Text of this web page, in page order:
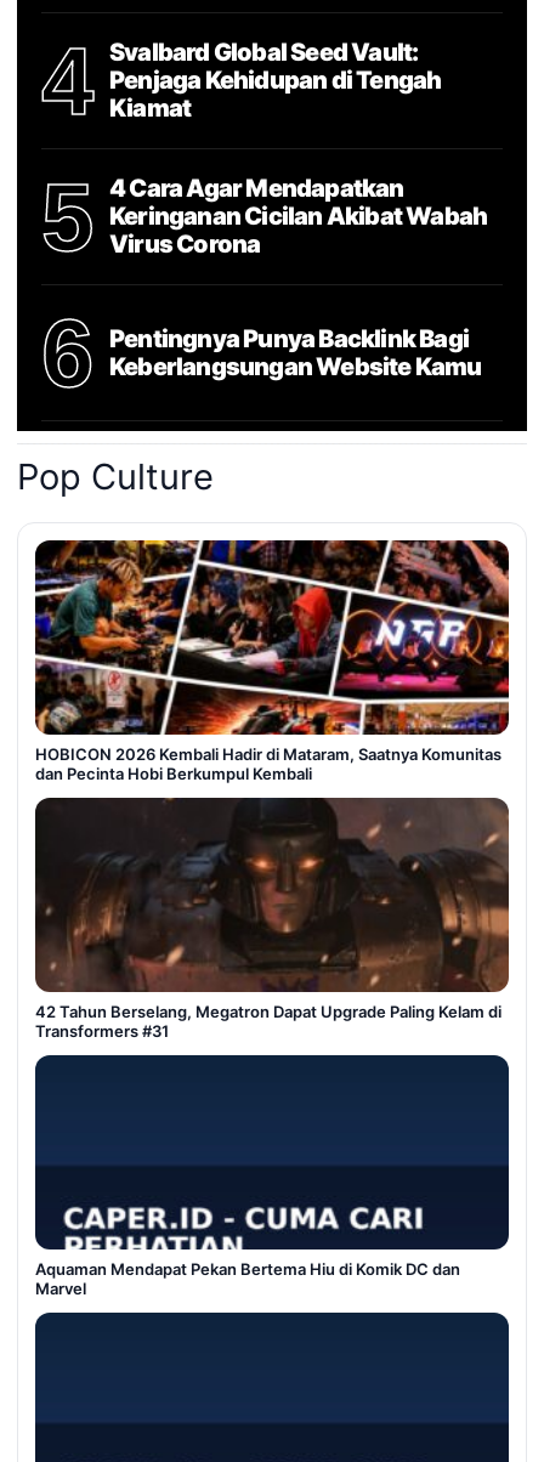
4
Svalbard Global Seed Vault:
Penjaga Kehidupan di Tengah
Kiamat
5
4 Cara Agar Mendapatkan
Keringanan Cicilan Akibat Wabah
Virus Corona
6
Pentingnya Punya Backlink Bagi
Keberlangsungan Website Kamu
Pop Culture
HOBICON 2026 Kembali Hadir di Mataram, Saatnya Komunitas
dan Pecinta Hobi Berkumpul Kembali
42 Tahun Berselang, Megatron Dapat Upgrade Paling Kelam di
Transformers #31
Aquaman Mendapat Pekan Bertema Hiu di Komik DC dan
Marvel